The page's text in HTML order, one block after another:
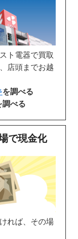
ト電器で買取
店頭までお越
を調べる
調べる
で現金化
れば、その場